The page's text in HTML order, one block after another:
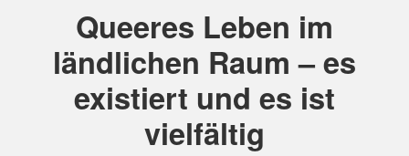
Queeres Leben im
ländlichen Raum – es
existiert und es ist
vielfältig